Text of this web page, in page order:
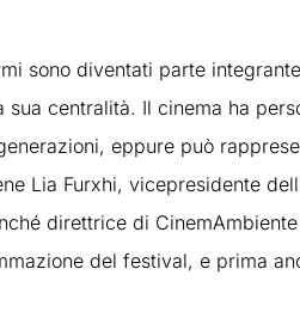
sono diventati parte
sua centralità. Il cinema ha
eppure può
Lia Furxhi, vicepresidente
direttrice di
del festival, e prima